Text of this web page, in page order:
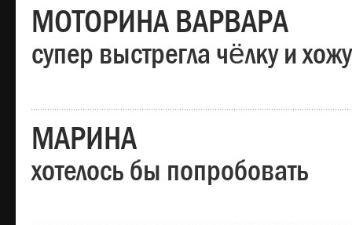
МОТОРИНА ВАРВАРА
супер выстрегла чёлку и
МАРИНА
хотелось бы попробовать